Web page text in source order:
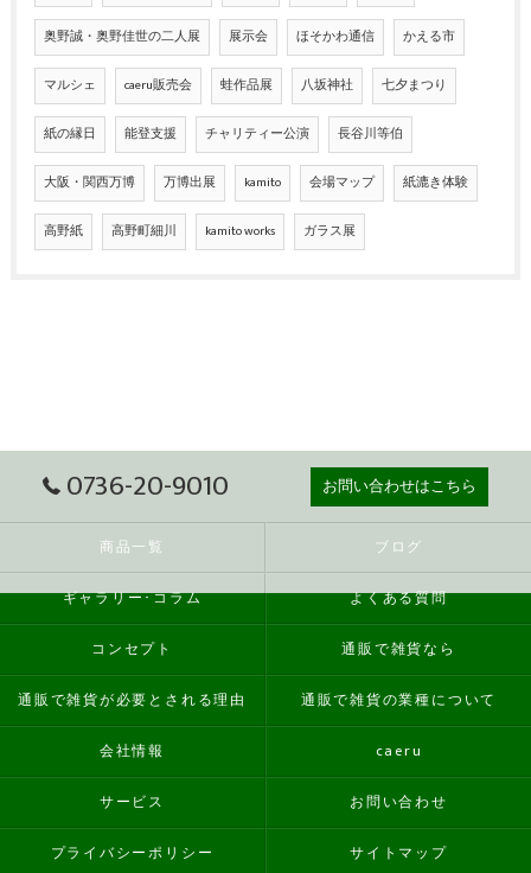
奥野誠・奥野佳世の二人展 展示会 ほそかわ通信 かえる市
マルシェ caeru販売会 蛙作品展 八坂神社 七夕まつり
紙の縁日 能登支援 チャリティー公演 長谷川等伯
大阪・関西万博 万博出展 kamito 会場マップ 紙漉き体験
高野紙 高野町細川 kamito works ガラス展
0736-20-9010 お問い合わせはこちら
商品一覧 ブログ
ギャラリー･コラム よくある質問
コンセプト 通販で雑貨なら
通販で雑貨が必要とされる理由 通販で雑貨の業種について
会社情報 caeru
サービス お問い合わせ
プライバシーポリシー サイトマップ